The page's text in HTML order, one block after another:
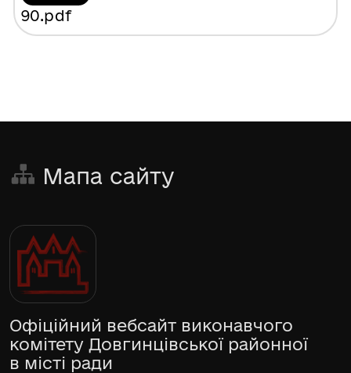
90.pdf
Мапа сайту
Офіційний вебсайт виконавчого
комітету Довгинцівської районної
в місті ради